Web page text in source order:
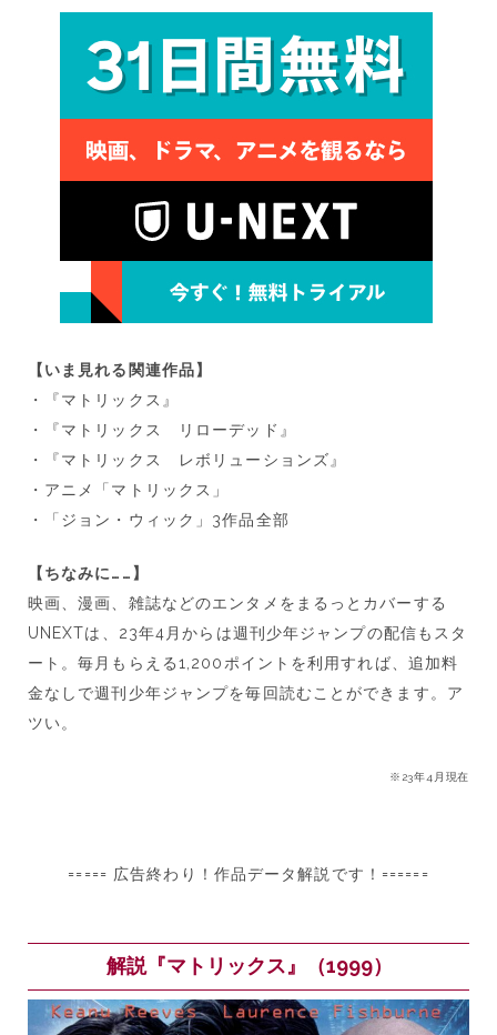
【いま見れる関連作品】
・『マトリックス』
・『マトリックス リローデッド』
・『マトリックス レボリューションズ』
・アニメ「マトリックス」
・「ジョン・ウィック」3作品全部
【ちなみに……】
映画、漫画、雑誌などのエンタメをまるっとカバーする
UNEXTは、23年4月からは週刊少年ジャンプの配信もスタ
ート。毎月もらえる1,200ポイントを利用すれば、追加料
金なしで週刊少年ジャンプを毎回読むことができます。ア
ツい。
※23年4月現在
===== 広告終わり！作品データ解説です！======
解説『マトリックス』（1999）